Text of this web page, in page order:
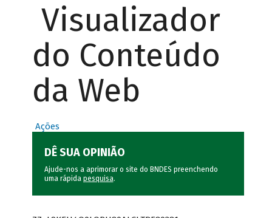
Visualizador
do Conteúdo
da Web
Ações
DÊ SUA OPINIÃO
Ajude-nos a aprimorar o site do BNDES preenchendo
uma rápida pesquisa.